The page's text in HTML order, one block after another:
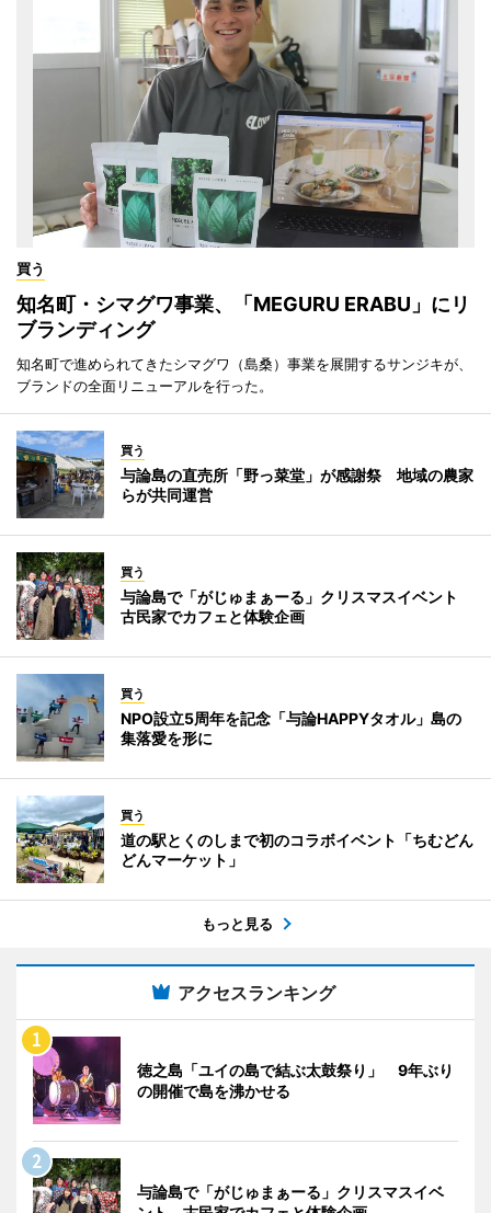
買う
知名町・シマグワ事業、「MEGURU ERABU」にリ
ブランディング
知名町で進められてきたシマグワ（島桑）事業を展開するサンジキが、
ブランドの全面リニューアルを行った。
買う
与論島の直売所「野っ菜堂」が感謝祭 地域の農家
らが共同運営
買う
与論島で「がじゅまぁーる」クリスマスイベント
古民家でカフェと体験企画
買う
NPO設立5周年を記念「与論HAPPYタオル」島の
集落愛を形に
買う
道の駅とくのしまで初のコラボイベント「ちむどん
どんマーケット」
もっと見る
アクセスランキング
徳之島「ユイの島で結ぶ太鼓祭り」 9年ぶり
の開催で島を沸かせる
与論島で「がじゅまぁーる」クリスマスイベ